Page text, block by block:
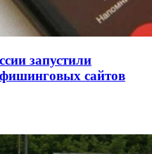
запустили
сайтов